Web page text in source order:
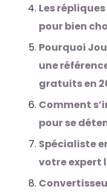
Les
pour bien
Pourquoi
une
gratuits en
Comment
pour se
Spécialiste
votre expert